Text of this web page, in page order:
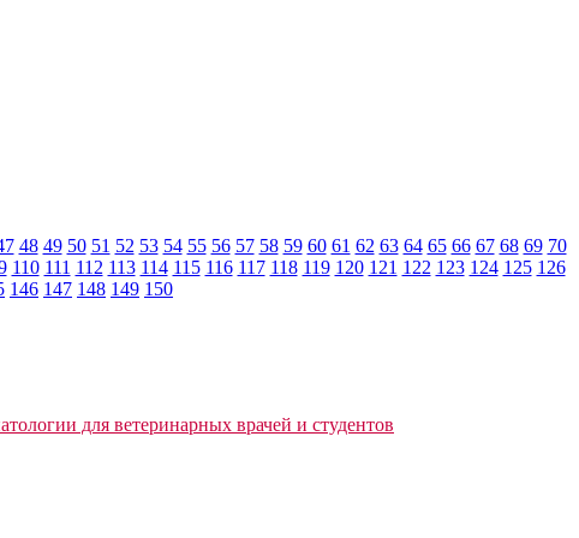
48 49 50 51 52 53 54 55 56 57 58 59 60 61 62 63 64 65 66 67 68 69 70
110 111 112 113 114 115 116 117 118 119 120 121 122 123 124 125 126
146 147 148 149 150
для ветеринарных врачей и студентов